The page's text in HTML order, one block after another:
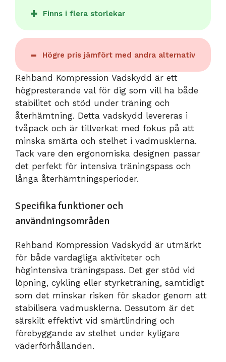
Finns i flera storlekar
Högre pris jämfört med andra alternativ
Rehband Kompression Vadskydd är ett
högpresterande val för dig som vill ha både
stabilitet och stöd under träning och
återhämtning. Detta vadskydd levereras i
tvåpack och är tillverkat med fokus på att
minska smärta och stelhet i vadmusklerna.
Tack vare den ergonomiska designen passar
det perfekt för intensiva träningspass och
långa återhämtningsperioder.
Specifika funktioner och
användningsområden
Rehband Kompression Vadskydd är utmärkt
för både vardagliga aktiviteter och
högintensiva träningspass. Det ger stöd vid
löpning, cykling eller styrketräning, samtidigt
som det minskar risken för skador genom att
stabilisera vadmusklerna. Dessutom är det
särskilt effektivt vid smärtlindring och
förebyggande av stelhet under kyligare
väderförhållanden.